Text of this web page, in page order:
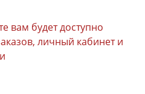
вам будет доступно
личный кабинет и